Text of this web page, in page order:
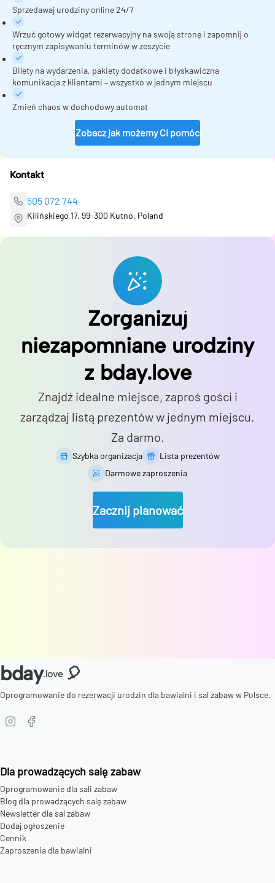
Sprzedawaj urodziny online 24/7
Wrzuć gotowy widget rezerwacyjny na swoją stronę i zapomnij o
ręcznym zapisywaniu terminów w zeszycie
Bilety na wydarzenia, pakiety dodatkowe i błyskawiczna
komunikacja z klientami – wszystko w jednym miejscu
Zmień chaos w dochodowy automat
Zobacz jak możemy Ci pomóc
Kontakt
505 072 744
Kilińskiego 17, 99-300 Kutno, Poland
Zorganizuj
niezapomniane urodziny
z bday.love
Znajdź idealne miejsce, zaproś gości i
zarządzaj listą prezentów w jednym miejscu.
Za darmo.
Szybka organizacja
Lista prezentów
Darmowe zaproszenia
Zacznij planować
bday.love 🎈
Oprogramowanie do rezerwacji urodzin dla bawialni i sal zabaw w Polsce.
Dla prowadzących salę zabaw
Oprogramowanie dla sali zabaw
Blog dla prowadzących salę zabaw
Newsletter dla sal zabaw
Dodaj ogłoszenie
Cennik
Zaproszenia dla bawialni